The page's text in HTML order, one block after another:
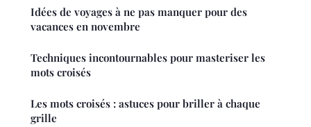
Idées de voyages à ne pas manquer pour des
vacances en novembre
Techniques incontournables pour masteriser les
mots croisés
Les mots croisés : astuces pour briller à chaque
grille